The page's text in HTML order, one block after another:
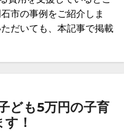
市の事例をご紹介しま
だいても、本記事で掲載
ども5万円の子育
！